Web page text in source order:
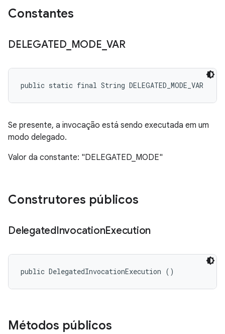
Constantes
DELEGATED_ MODE _VAR
public static final String DELEGATED_MODE_VAR
Se presente, a invocação está sendo executada em um
modo delegado.
Valor da constante: "DELEGATED_MODE"
Construtores públicos
DelegatedInvocationExecution
public DelegatedInvocationExecution ()
Métodos públicos